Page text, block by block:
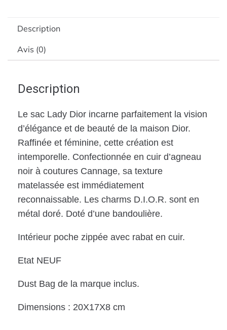
Description
Avis (0)
Description
Le sac Lady Dior incarne parfaitement la vision
d’élégance et de beauté de la maison Dior.
Raffinée et féminine, cette création est
intemporelle. Confectionnée en cuir d’agneau
noir à coutures Cannage, sa texture
matelassée est immédiatement
reconnaissable. Les charms D.I.O.R. sont en
métal doré. Doté d’une bandoulière.
Intérieur poche zippée avec rabat en cuir.
Etat NEUF
Dust Bag de la marque inclus.
Dimensions : 20X17X8 cm